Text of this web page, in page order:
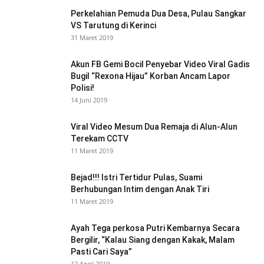
Perkelahian Pemuda Dua Desa, Pulau Sangkar
VS Tarutung di Kerinci
31 Maret 2019
Akun FB Gemi Bocil Penyebar Video Viral Gadis
Bugil “Rexona Hijau” Korban Ancam Lapor
Polisi!
14 Juni 2019
Viral Video Mesum Dua Remaja di Alun-Alun
Terekam CCTV
11 Maret 2019
Bejad!!! Istri Tertidur Pulas, Suami
Berhubungan Intim dengan Anak Tiri
11 Maret 2019
Ayah Tega perkosa Putri Kembarnya Secara
Bergilir, “Kalau Siang dengan Kakak, Malam
Pasti Cari Saya”